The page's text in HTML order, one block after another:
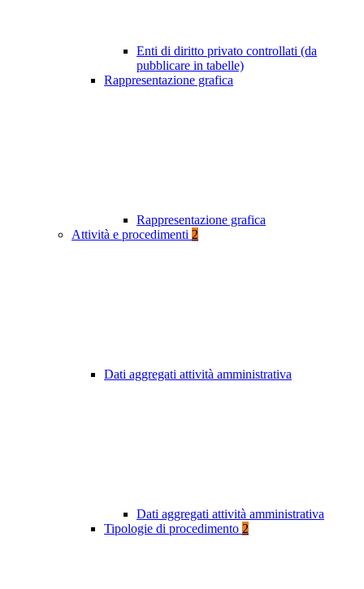
Enti di diritto privato controllati (da
pubblicare in tabelle)
Rappresentazione grafica
Rappresentazione grafica
Attività e procedimenti 2
Dati aggregati attività amministrativa
Dati aggregati attività amministrativa
Tipologie di procedimento 2